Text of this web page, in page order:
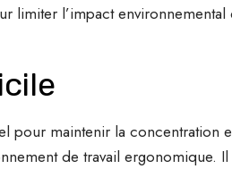
limiter l’impact environnemental
pour maintenir la concentration
de travail ergonomique. Il